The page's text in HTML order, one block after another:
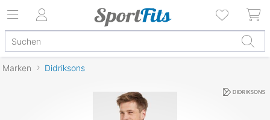
Marken Didriksons